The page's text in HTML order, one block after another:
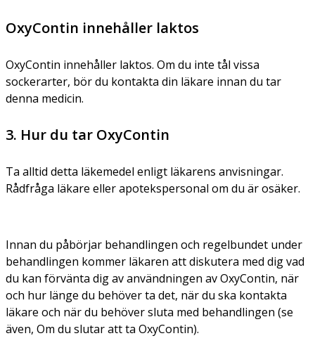
OxyContin innehåller laktos
OxyContin innehåller laktos. Om du inte tål vissa
sockerarter, bör du kontakta din läkare innan du tar
denna medicin.
3. Hur du tar OxyContin
Ta alltid detta läkemedel enligt läkarens anvisningar.
Rådfråga läkare eller apotekspersonal om du är osäker.
Innan du påbörjar behandlingen och regelbundet under
behandlingen kommer läkaren att diskutera med dig vad
du kan förvänta dig av användningen av OxyContin, när
och hur länge du behöver ta det, när du ska kontakta
läkare och när du behöver sluta med behandlingen (se
även, Om du slutar att ta OxyContin).